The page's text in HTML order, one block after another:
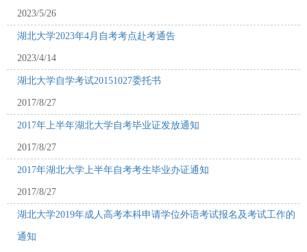
2023/5/26
湖北大学2023年4月自考考点赴考通告
2023/4/14
湖北大学自学考试20151027委托书
2017/8/27
2017年上半年湖北大学自考毕业证发放通知
2017/8/27
2017年湖北大学上半年自考考生毕业办证通知
2017/8/27
湖北大学2019年成人高考本科申请学位外语考试报名及考试工作的
通知